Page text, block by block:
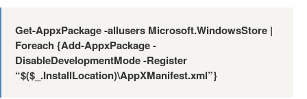
Get-AppxPackage -allusers Microsoft.WindowsStore |
Foreach {Add-AppxPackage -
DisableDevelopmentMode -Register
“$($_.InstallLocation)\AppXManifest.xml”}